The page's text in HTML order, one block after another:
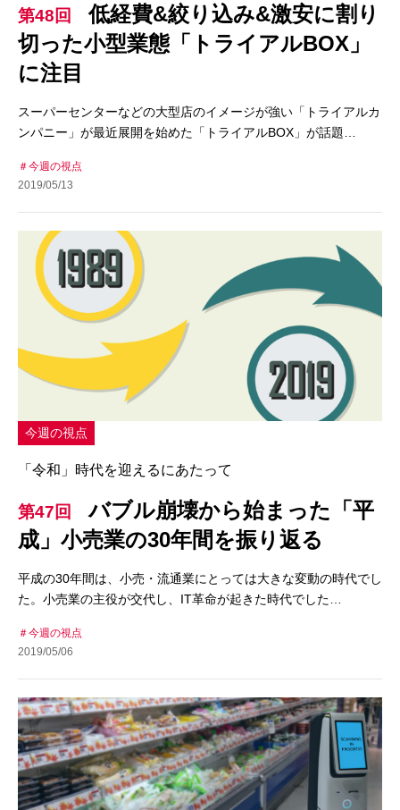
第48回
低経費&絞り込み&激安に割り
切った小型業態「トライアルBOX」
に注目
スーパーセンターなどの大型店のイメージが強い「トライアルカ
ンパニー」が最近展開を始めた「トライアルBOX」が話題…
今週の視点
2019/05/13
今週の視点
「令和」時代を迎えるにあたって
第47回
バブル崩壊から始まった「平
成」小売業の30年間を振り返る
平成の30年間は、小売・流通業にとっては大きな変動の時代でし
た。小売業の主役が交代し、IT革命が起きた時代でした…
今週の視点
2019/05/06